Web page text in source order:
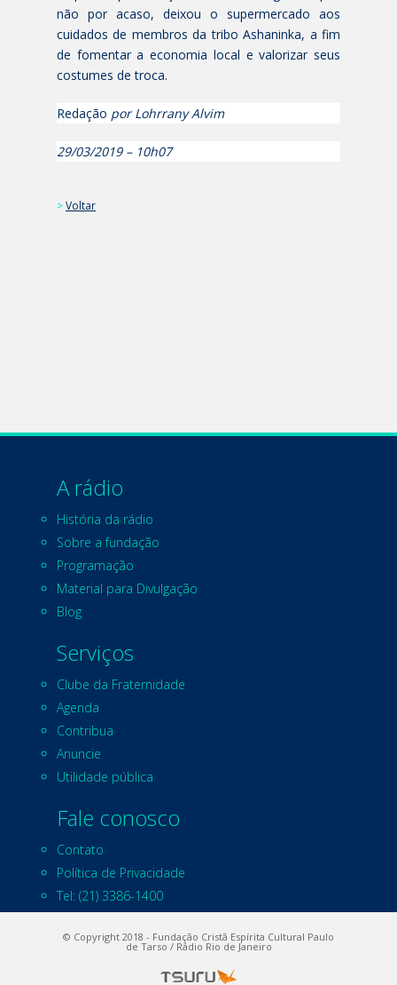
não por acaso, deixou o supermercado aos
cuidados de membros da tribo Ashaninka, a fim
de fomentar a economia local e valorizar seus
costumes de troca.
Redação por Lohrrany Alvim
29/03/2019 – 10h07
>Voltar
A rádio
História da rádio
Sobre a fundação
Programação
Material para Divulgação
Blog
Serviços
Clube da Fraternidade
Agenda
Contribua
Anuncie
Utilidade pública
Fale conosco
Contato
Política de Privacidade
Tel: (21) 3386-1400
© Copyright 2018 - Fundação Cristã Espírita Cultural Paulo
de Tarso / Rádio Rio de Janeiro